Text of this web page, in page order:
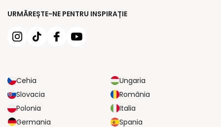
URMĂREȘTE-NE PENTRU INSPIRAȚIE
Cehia
Ungaria
Slovacia
România
Polonia
Italia
Germania
Spania